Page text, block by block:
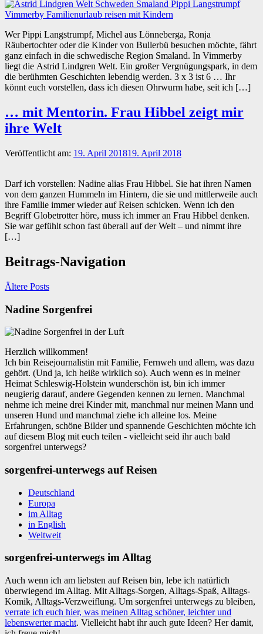
Wer Pippi Langstrumpf, Michel aus Lönneberga, Ronja
Räubertochter oder die Kinder von Bullerbü besuchen möchte, fährt
ganz einfach in die schwedische Region Smaland. In Vimmerby
liegt die Astrid Lindgren Welt. Ein großer Vergnügungspark, in dem
die berühmten Geschichten lebendig werden. 3 x 3 ist 6 … Ihr
könnt euch vorstellen, dass ich diesen Ohrwurm habe, seit ich […]
… mit Mentorin. Frau Hibbel zeigt mir
ihre Welt
Veröffentlicht am: 19. April 201819. April 2018
Darf ich vorstellen: Nadine alias Frau Hibbel. Sie hat ihren Namen
von dem ganzen Hummeln im Hintern, die sie und mittlerweile auch
ihre Familie immer wieder auf Reisen schicken. Wenn ich den
Begriff Globetrotter höre, muss ich immer an Frau Hibbel denken.
Sie war gefühlt schon fast überall auf der Welt – und nimmt ihre
[…]
Beitrags-Navigation
Ältere Posts
Nadine Sorgenfrei
Herzlich willkommen!
Ich bin Reisejournalistin mit Familie, Fernweh und allem, was dazu
gehört. (Und ja, ich heiße wirklich so). Auch wenn es in meiner
Heimat Schleswig-Holstein wunderschön ist, bin ich immer
neugierig darauf, andere Gegenden kennen zu lernen. Manchmal
nehme ich meine drei Kinder mit, manchmal nur meinen Mann und
unseren Hund und manchmal ziehe ich alleine los. Meine
Erfahrungen, schöne Bilder und spannende Geschichten möchte ich
auf diesem Blog mit euch teilen - vielleicht seid ihr auch bald
sorgenfrei unterwegs?
sorgenfrei-unterwegs auf Reisen
Deutschland
Europa
im Alltag
in English
Weltweit
sorgenfrei-unterwegs im Alltag
Auch wenn ich am liebsten auf Reisen bin, lebe ich natürlich
überwiegend im Alltag. Mit Alltags-Sorgen, Alltags-Spaß, Alltags-
Komik, Alltags-Verzweiflung. Um sorgenfrei unterwegs zu bleiben,
verrate ich euch hier, was meinen Alltag schöner, leichter und
lebenswerter macht. Vielleicht habt ihr auch gute Ideen? Her damit,